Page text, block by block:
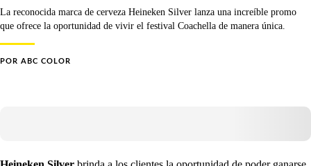
La reconocida marca de cerveza Heineken Silver lanza una increíble promo
que ofrece la oportunidad de vivir el festival Coachella de manera única.
POR ABC COLOR